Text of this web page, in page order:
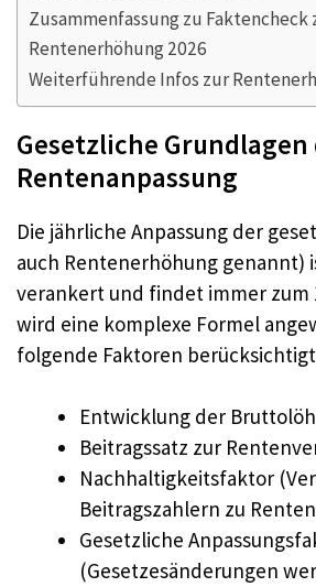
Zusammenfassung zu Faktencheck
Rentenerhöhung 2026
Weiterführende Infos zur
Gesetzliche Grundlagen
Rentenanpassung
Die jährliche Anpassung der
auch Rentenerhöhung genannt)
verankert und findet immer zum
wird eine komplexe Formel
folgende Faktoren
Entwicklung der
Beitragssatz zur
Nachhaltigkeitsfaktor
Beitragszahlern zu
Gesetzliche
(Gesetzesänderungen